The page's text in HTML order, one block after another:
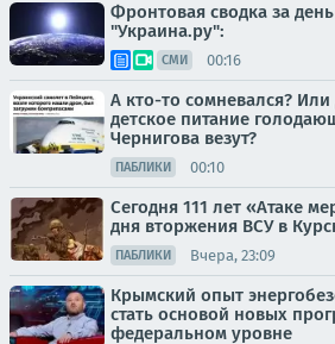
Фронтовая сводка за
"Украина.ру":
СМИ 00:16
А кто-то сомневался?
детское питание
Чернигова везут?
ПАБЛИКИ 00:10
Сегодня 111 лет «Атаке
дня вторжения ВСУ в
ПАБЛИКИ Вчера, 23:09
Крымский опыт
стать основой новых
федеральном уровне